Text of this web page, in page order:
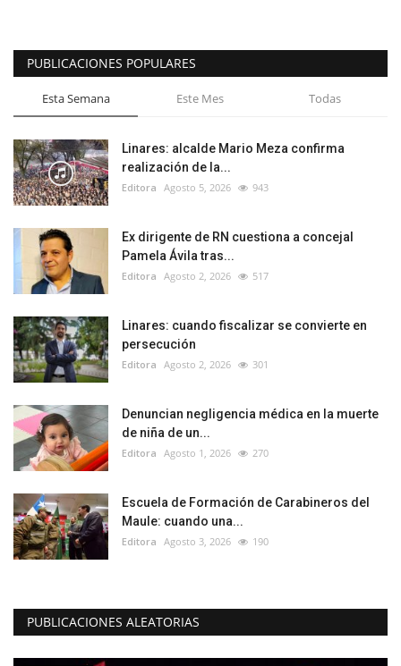
PUBLICACIONES POPULARES
Esta Semana Este Mes Todas
Linares: alcalde Mario Meza confirma
realización de la...
Editora Agosto 5, 2026 943
Ex dirigente de RN cuestiona a concejal
Pamela Ávila tras...
Editora Agosto 2, 2026 517
Linares: cuando fiscalizar se convierte en
persecución
Editora Agosto 2, 2026 301
Denuncian negligencia médica en la muerte
de niña de un...
Editora Agosto 1, 2026 270
Escuela de Formación de Carabineros del
Maule: cuando una...
Editora Agosto 3, 2026 190
PUBLICACIONES ALEATORIAS